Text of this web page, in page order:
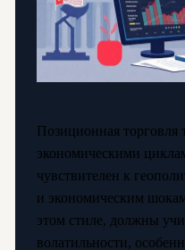
Позиционная торговля
экономическими
чувствителен к
и экономическим
этом стиле, должны
волатильности,